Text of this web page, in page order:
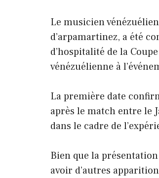
Le musicien
d’arpamartinez, a été
d’hospitalité de la
vénézuélienne à
La première date
après le match entre le
dans le cadre de
Bien que la
avoir d’autres